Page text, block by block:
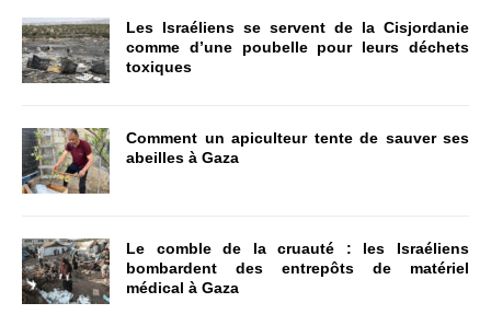
Les Israéliens se servent de la Cisjordanie
comme d’une poubelle pour leurs déchets
toxiques
Comment un apiculteur tente de sauver ses
abeilles à Gaza
Le comble de la cruauté : les Israéliens
bombardent des entrepôts de matériel
médical à Gaza